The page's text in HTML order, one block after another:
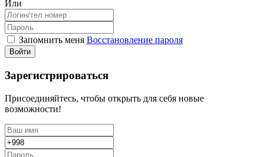
Или
Запомнить меня Восстановление пароля
Войти
Зарегистрироваться
Присоединяйтесь, чтобы открыть для себя новые
возможности!